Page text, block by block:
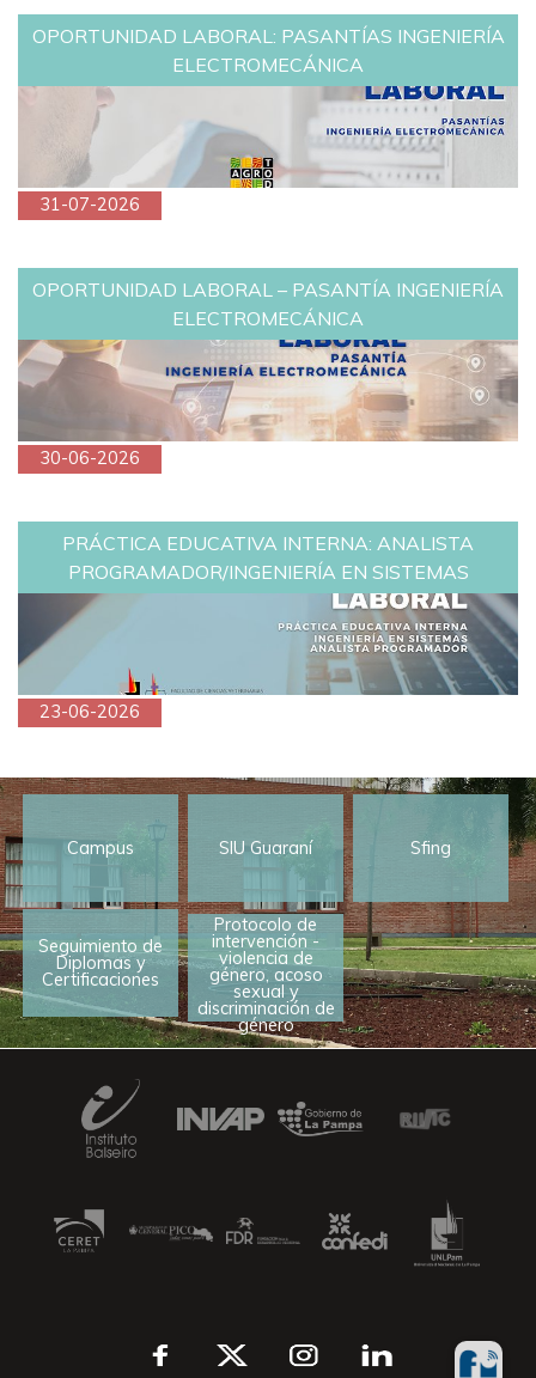
OPORTUNIDAD LABORAL: PASANTÍAS INGENIERÍA
ELECTROMECÁNICA
31-07-2026
OPORTUNIDAD LABORAL – PASANTÍA INGENIERÍA
ELECTROMECÁNICA
30-06-2026
PRÁCTICA EDUCATIVA INTERNA: ANALISTA
PROGRAMADOR/INGENIERÍA EN SISTEMAS
23-06-2026
Campus SIU Guaraní Sfing
Seguimiento de
Diplomas y
Certificaciones
Protocolo de
intervención -
violencia de
género, acoso
sexual y
discriminación de
género